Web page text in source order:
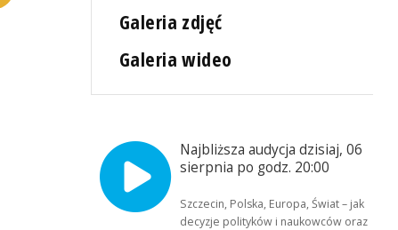
Galeria zdjęć
Galeria wideo
Najbliższa audycja dzisiaj, 06
sierpnia po godz. 20:00
Szczecin, Polska, Europa, Świat – jak
decyzje polityków i naukowców oraz